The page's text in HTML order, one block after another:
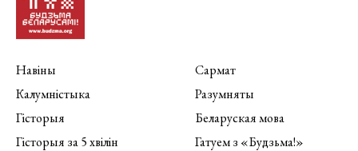
Навіны
Калумністыка
Гісторыя
Гісторыя за 5 хвілін
Сармат
Разумняты
Беларуская мова
Гатуем з «Будзьма!»